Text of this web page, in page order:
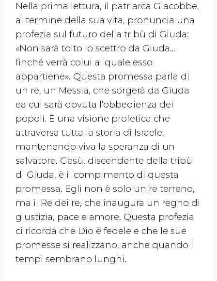
Nella prima lettura, il patriarca Giacobbe,
al termine della sua vita, pronuncia una
profezia sul futuro della tribù di Giuda:
«Non sarà tolto lo scettro da Giuda…
finché verrà colui al quale esso
appartiene». Questa promessa parla di
un re, un Messia, che sorgerà da Giuda
ea cui sarà dovuta l’obbedienza dei
popoli. È una visione profetica che
attraversa tutta la storia di Israele,
mantenendo viva la speranza di un
salvatore. Gesù, discendente della tribù
di Giuda, è il compimento di questa
promessa. Egli non è solo un re terreno,
ma il Re dei re, che inaugura un regno di
giustizia, pace e amore. Questa profezia
ci ricorda che Dio è fedele e che le sue
promesse si realizzano, anche quando i
tempi sembrano lunghi.